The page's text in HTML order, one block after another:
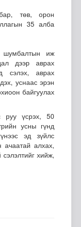
төв, орон
35 алба
шумбалтын иж
дээр аврах
сэлэх, аврах
уснаас эрэн
байгуулах
үсрэх, 50
усны гүнд
эд зүйлс
ачаатай алхах,
хийж,